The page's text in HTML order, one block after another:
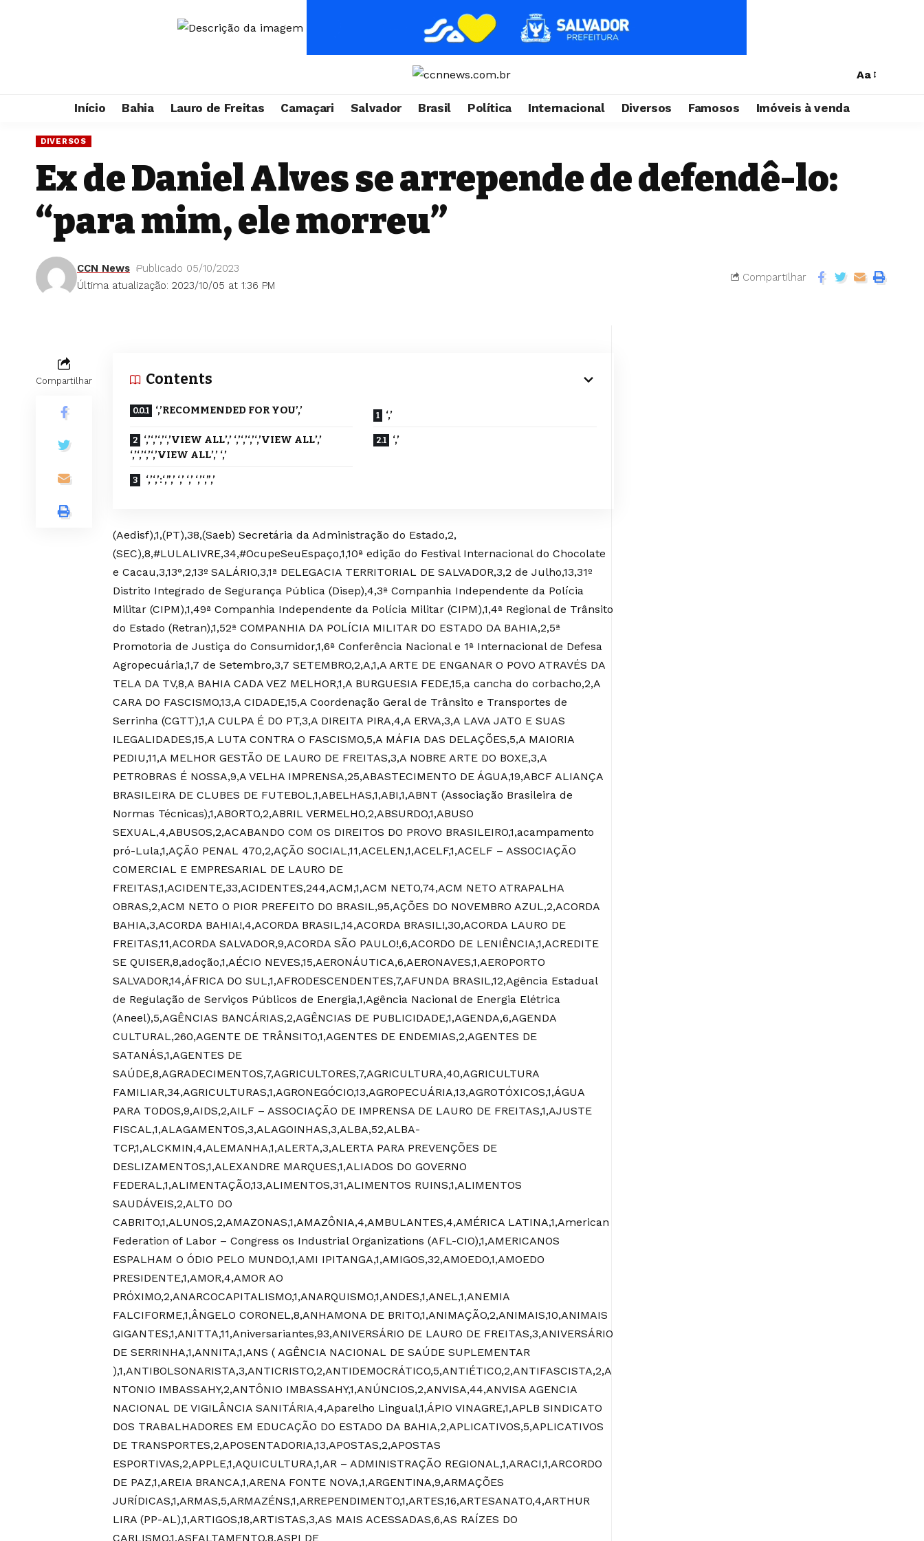
Aa
Início Bahia Lauro de Freitas Camaçari Salvador Brasil Política Internacional Diversos Famosos Imóveis à venda
DIVERSOS
Ex de Daniel Alves se arrepende de defendê-lo:
“para mim, ele morreu”
Última atualização: 2023/10/05 at 1:36 PM
CCN News Publicado 05/10/2023
Compartilhar
Compartilhar Contents
‘,’RECOMMENDED FOR YOU’,’
‘,’
‘,’‘,’‘,’‘,’VIEW ALL’,’ ‘,’‘,’‘,’‘,’VIEW ALL’,’
‘,’‘,’‘,’‘,’VIEW ALL’,’ ‘,’
‘,’
‘,’‘,’:‘,”,’ ‘,’ ‘,’ ‘,’‘,”,’
(Aedisf),1,(PT),38,(Saeb) Secretária da Administração do Estado,2,
(SEC),8,#LULALIVRE,34,#OcupeSeuEspaço,1,10ª edição do Festival Internacional do Chocolate
e Cacau,3,13°,2,13º SALÁRIO,3,1ª DELEGACIA TERRITORIAL DE SALVADOR,3,2 de Julho,13,31º
Distrito Integrado de Segurança Pública (Disep),4,3ª Companhia Independente da Polícia
Militar (CIPM),1,49ª Companhia Independente da Polícia Militar (CIPM),1,4ª Regional de Trânsito
do Estado (Retran),1,52ª COMPANHIA DA POLÍCIA MILITAR DO ESTADO DA BAHIA,2,5ª
Promotoria de Justiça do Consumidor,1,6ª Conferência Nacional e 1ª Internacional de Defesa
Agropecuária,1,7 de Setembro,3,7 SETEMBRO,2,A,1,A ARTE DE ENGANAR O POVO ATRAVÉS DA
TELA DA TV,8,A BAHIA CADA VEZ MELHOR,1,A BURGUESIA FEDE,15,a cancha do corbacho,2,A
CARA DO FASCISMO,13,A CIDADE,15,A Coordenação Geral de Trânsito e Transportes de
Serrinha (CGTT),1,A CULPA É DO PT,3,A DIREITA PIRA,4,A ERVA,3,A LAVA JATO E SUAS
ILEGALIDADES,15,A LUTA CONTRA O FASCISMO,5,A MÁFIA DAS DELAÇÕES,5,A MAIORIA
PEDIU,11,A MELHOR GESTÃO DE LAURO DE FREITAS,3,A NOBRE ARTE DO BOXE,3,A
PETROBRAS É NOSSA,9,A VELHA IMPRENSA,25,ABASTECIMENTO DE ÁGUA,19,ABCF ALIANÇA
BRASILEIRA DE CLUBES DE FUTEBOL,1,ABELHAS,1,ABI,1,ABNT (Associação Brasileira de
Normas Técnicas),1,ABORTO,2,ABRIL VERMELHO,2,ABSURDO,1,ABUSO
SEXUAL,4,ABUSOS,2,ACABANDO COM OS DIREITOS DO PROVO BRASILEIRO,1,acampamento
pró-Lula,1,AÇÃO PENAL 470,2,AÇÃO SOCIAL,11,ACELEN,1,ACELF,1,ACELF – ASSOCIAÇÃO
COMERCIAL E EMPRESARIAL DE LAURO DE
FREITAS,1,ACIDENTE,33,ACIDENTES,244,ACM,1,ACM NETO,74,ACM NETO ATRAPALHA
OBRAS,2,ACM NETO O PIOR PREFEITO DO BRASIL,95,AÇÕES DO NOVEMBRO AZUL,2,ACORDA
BAHIA,3,ACORDA BAHIA!,4,ACORDA BRASIL,14,ACORDA BRASIL!,30,ACORDA LAURO DE
FREITAS,11,ACORDA SALVADOR,9,ACORDA SÃO PAULO!,6,ACORDO DE LENIÊNCIA,1,ACREDITE
SE QUISER,8,adoção,1,AÉCIO NEVES,15,AERONÁUTICA,6,AERONAVES,1,AEROPORTO
SALVADOR,14,ÁFRICA DO SUL,1,AFRODESCENDENTES,7,AFUNDA BRASIL,12,Agência Estadual
de Regulação de Serviços Públicos de Energia,1,Agência Nacional de Energia Elétrica
(Aneel),5,AGÊNCIAS BANCÁRIAS,2,AGÊNCIAS DE PUBLICIDADE,1,AGENDA,6,AGENDA
CULTURAL,260,AGENTE DE TRÂNSITO,1,AGENTES DE ENDEMIAS,2,AGENTES DE
SATANÁS,1,AGENTES DE
SAÚDE,8,AGRADECIMENTOS,7,AGRICULTORES,7,AGRICULTURA,40,AGRICULTURA
FAMILIAR,34,AGRICULTURAS,1,AGRONEGÓCIO,13,AGROPECUÁRIA,13,AGROTÓXICOS,1,ÁGUA
PARA TODOS,9,AIDS,2,AILF – ASSOCIAÇÃO DE IMPRENSA DE LAURO DE FREITAS,1,AJUSTE
FISCAL,1,ALAGAMENTOS,3,ALAGOINHAS,3,ALBA,52,ALBA-
TCP,1,ALCKMIN,4,ALEMANHA,1,ALERTA,3,ALERTA PARA PREVENÇÕES DE
DESLIZAMENTOS,1,ALEXANDRE MARQUES,1,ALIADOS DO GOVERNO
FEDERAL,1,ALIMENTAÇÃO,13,ALIMENTOS,31,ALIMENTOS RUINS,1,ALIMENTOS
SAUDÁVEIS,2,ALTO DO
CABRITO,1,ALUNOS,2,AMAZONAS,1,AMAZÔNIA,4,AMBULANTES,4,AMÉRICA LATINA,1,American
Federation of Labor – Congress os Industrial Organizations (AFL-CIO),1,AMERICANOS
ESPALHAM O ÓDIO PELO MUNDO,1,AMI IPITANGA,1,AMIGOS,32,AMOEDO,1,AMOEDO
PRESIDENTE,1,AMOR,4,AMOR AO
PRÓXIMO,2,ANARCOCAPITALISMO,1,ANARQUISMO,1,ANDES,1,ANEL,1,ANEMIA
FALCIFORME,1,ÂNGELO CORONEL,8,ANHAMONA DE BRITO,1,ANIMAÇÃO,2,ANIMAIS,10,ANIMAIS
GIGANTES,1,ANITTA,11,Aniversariantes,93,ANIVERSÁRIO DE LAURO DE FREITAS,3,ANIVERSÁRIO
DE SERRINHA,1,ANNITA,1,ANS ( AGÊNCIA NACIONAL DE SAÚDE SUPLEMENTAR
),1,ANTIBOLSONARISTA,3,ANTICRISTO,2,ANTIDEMOCRÁTICO,5,ANTIÉTICO,2,ANTIFASCISTA,2,A
NTONIO IMBASSAHY,2,ANTÔNIO IMBASSAHY,1,ANÚNCIOS,2,ANVISA,44,ANVISA AGENCIA
NACIONAL DE VIGILÂNCIA SANITÁRIA,4,Aparelho Lingual,1,ÁPIO VINAGRE,1,APLB SINDICATO
DOS TRABALHADORES EM EDUCAÇÃO DO ESTADO DA BAHIA,2,APLICATIVOS,5,APLICATIVOS
DE TRANSPORTES,2,APOSENTADORIA,13,APOSTAS,2,APOSTAS
ESPORTIVAS,2,APPLE,1,AQUICULTURA,1,AR – ADMINISTRAÇÃO REGIONAL,1,ARACI,1,ARCORDO
DE PAZ,1,AREIA BRANCA,1,ARENA FONTE NOVA,1,ARGENTINA,9,ARMAÇÕES
JURÍDICAS,1,ARMAS,5,ARMAZÉNS,1,ARREPENDIMENTO,1,ARTES,16,ARTESANATO,4,ARTHUR
LIRA (PP-AL),1,ARTIGOS,18,ARTISTAS,3,AS MAIS ACESSADAS,6,AS RAÍZES DO
CARLISMO,1,ASFALTAMENTO,8,ASPI DE